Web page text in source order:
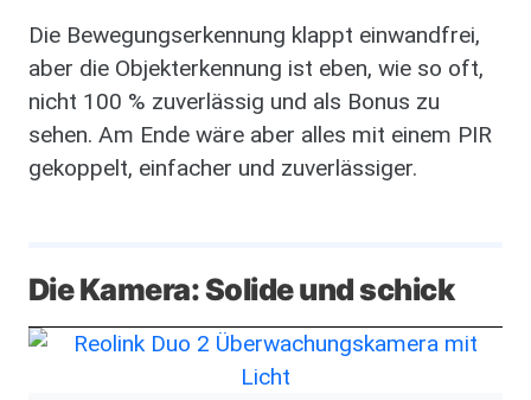
Die Bewegungserkennung klappt einwandfrei,
aber die Objekterkennung ist eben, wie so oft,
nicht 100 % zuverlässig und als Bonus zu
sehen. Am Ende wäre aber alles mit einem PIR
gekoppelt, einfacher und zuverlässiger.
Die Kamera: Solide und schick
Bild